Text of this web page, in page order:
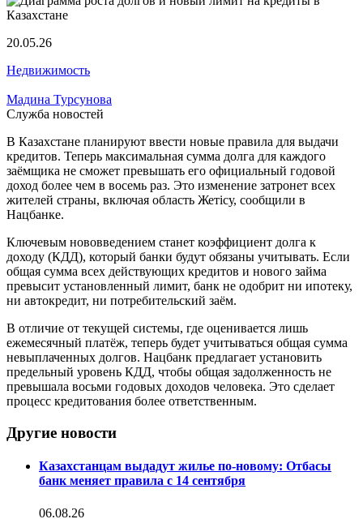
20.05.26
Недвижимость
Мадина Турсунова
Служба новостей
В Казахстане планируют ввести новые правила для выдачи
кредитов. Теперь максимальная сумма долга для каждого
заёмщика не сможет превышать его официальный годовой
доход более чем в восемь раз. Это изменение затронет всех
жителей страны, включая область Жетісу, сообщили в
Нацбанке.
Ключевым нововведением станет коэффициент долга к
доходу (КДД), который банки будут обязаны учитывать. Если
общая сумма всех действующих кредитов и нового займа
превысит установленный лимит, банк не одобрит ни ипотеку,
ни автокредит, ни потребительский заём.
В отличие от текущей системы, где оценивается лишь
ежемесячный платёж, теперь будет учитываться общая сумма
невыплаченных долгов. Нацбанк предлагает установить
предельный уровень КДД, чтобы общая задолженность не
превышала восьми годовых доходов человека. Это сделает
процесс кредитования более ответственным.
Другие новости
Казахстанцам выдадут жилье по-новому: Отбасы
банк меняет правила с 14 сентября
06.08.26